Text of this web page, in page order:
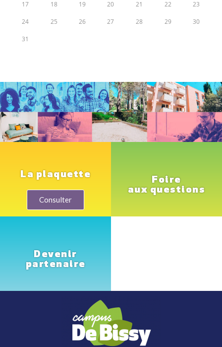
17 18 19 20 21 22 23
24 25 26 27 28 29 30
31
La plaquette
Consulter
Foire
aux questions
Devenir
partenaire